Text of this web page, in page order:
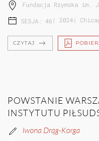
Fundacja Rzymska im.
SESJA: 46 | 2024|
CZYTAJ
POWSTANIE
INSTYTUTU
Iwona Drąg-Korga